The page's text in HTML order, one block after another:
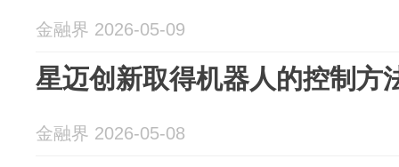
金融界 2026-05-09
星迈创新取得机器人的控制方
金融界 2026-05-08